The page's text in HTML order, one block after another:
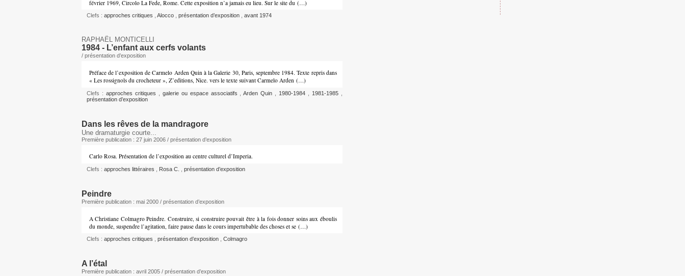
février 1969, Circolo La Fede, Rome. Cette exposition n’a jamais eu lieu. Sur le site du (…)
Clefs : approches critiques , Alocco , présentation d’exposition , avant 1974
RAPHAËL MONTICELLI
1984 - L’enfant aux cerfs volants
/ présentation d’exposition
Préface de l’exposition de Carmelo Arden Quin à la Galerie 30, Paris, septembre 1984. Texte repris dans
« Les rossignols du crocheteur », Z’editions, Nice. vers le texte suivant Carmelo Arden (…)
Clefs : approches critiques galerie ou espace associatifs ,Arden Quin 1980-1984 1981-1985
présentation d’exposition
Dans les rêves de la mandragore
Une dramaturgie courte...
Première publication : 27 juin 2006 / présentation d’exposition
Carlo Rosa. Présentation de l’exposition au centre culturel d’Imperia.
Clefs : approches littéraires Rosa C. présentation d’exposition
Peindre
Première publication : mai 2000 / présentation d’exposition
A Christiane Colmagro Peindre. Construire, si construire pouvait être à la fois donner soins aux éboulis
du monde, suspendre l’agitation, faire pause dans le cours impertubable des choses et se (…)
Clefs : approches critiques présentation d’exposition Colmagro
A l’étal
Première publication : avril 2005 / présentation d’exposition